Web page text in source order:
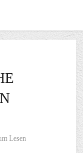
Lesen